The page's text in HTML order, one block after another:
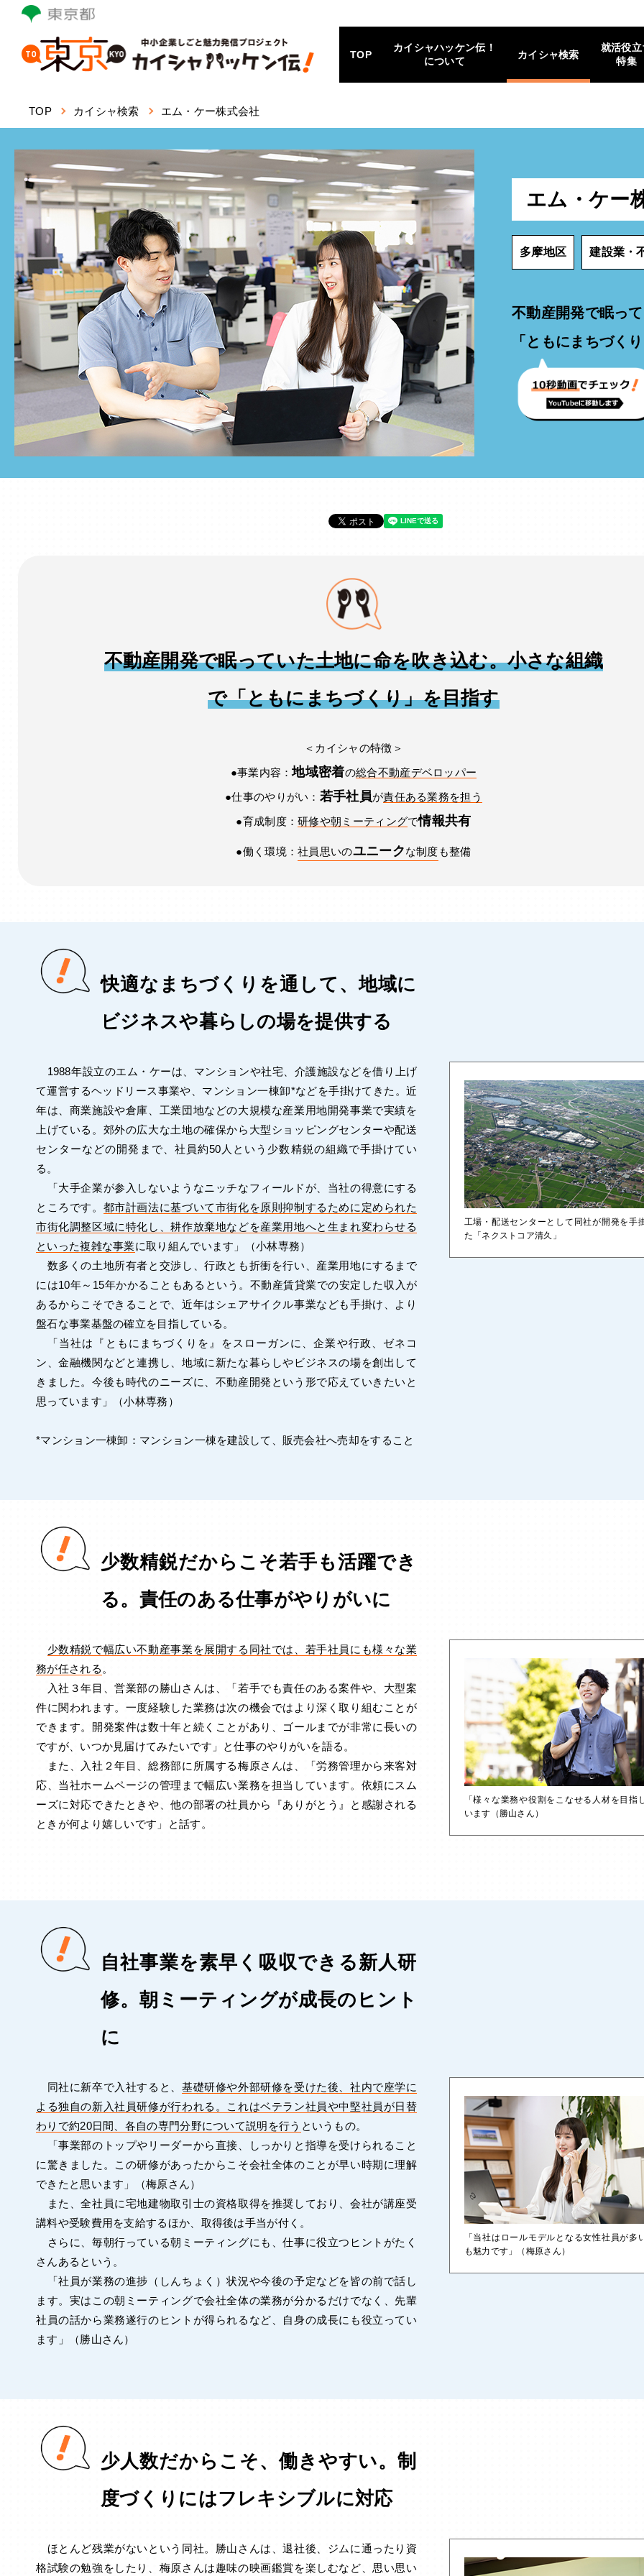
プ
TOP
カイシャハッケン伝！
について
カイシャ検索
就活役立
特集
TOP カイシャ検索 エム・ケー株式会社
エム・ケー
多摩地区 建設業・
不動産開発で眠っ
「ともにまちづく
不動産開発で眠っていた土地に命を吹き込む。小さな組織
で「ともにまちづくり」を目指す
＜カイシャの特徴＞
●事業内容：地域密着の総合不動産デベロッパー
●仕事のやりがい： 若手社員が責任ある業務を担う
●育成制度：研修や朝ミーティングで情報共有
●働く環境：社員思いのユニークな制度も整備
快適なまちづくりを通して、地域に
ビジネスや暮らしの場を提供する
1988年設立のエム・ケーは、マンションや社宅、介護施設などを借り上げ
て運営するヘッドリース事業や、マンション一棟卸*などを手掛けてきた。近
年は、商業施設や倉庫、工業団地などの大規模な産業用地開発事業で実績を
上げている。郊外の広大な土地の確保から大型ショッピングセンターや配送
センターなどの開発まで、社員約50人という少数精鋭の組織で手掛けてい
る。
「大手企業が参入しないようなニッチなフィールドが、当社の得意にする
ところです。 都市計画法に基づいて市街化を原則抑制するために定められた
市街化調整区域に特化し、耕作放棄地などを産業用地へと生まれ変わらせる
といった複雑な事業に取り組んでいます」（小林専務）
数多くの土地所有者と交渉し、行政とも折衝を行い、産業用地にするまで
には10年～15年かかることもあるという。不動産賃貸業での安定した収入が
あるからこそできることで、近年はシェアサイクル事業なども手掛け、より
盤石な事業基盤の確立を目指している。
「当社は『ともにまちづくりを』をスローガンに、企業や行政、ゼネコ
ン、金融機関などと連携し、地域に新たな暮らしやビジネスの場を創出して
きました。今後も時代のニーズに、不動産開発という形で応えていきたいと
思っています」（小林専務）
*マンション一棟卸：マンション一棟を建設して、販売会社へ売却をすること
工場・配送センターとして同社が開発を手
た「ネクストコア清久」
少数精鋭だからこそ若手も活躍でき
る。責任のある仕事がやりがいに
少数精鋭で幅広い不動産事業を展開する同社では、若手社員にも様々な業
務が任される 。
入社３年目、営業部の勝山さんは、「若手でも責任のある案件や、大型案
件に関われます。一度経験した業務は次の機会ではより深く取り組むことが
できます。開発案件は数十年と続くことがあり、ゴールまでが非常に長いの
ですが、いつか見届けてみたいです」と仕事のやりがいを語る。
また、入社２年目、総務部に所属する梅原さんは、「労務管理から来客対
応、当社ホームページの管理まで幅広い業務を担当しています。依頼にスム
ーズに対応できたときや、他の部署の社員から『ありがとう』と感謝される
ときが何より嬉しいです」と話す。
「様々な業務や役割をこなせる人材を目指
います（勝山さん）
自社事業を素早く吸収できる新人研
修。朝ミーティングが成長のヒント
に
同社に新卒で入社すると、 基礎研修や外部研修を受けた後、社内で座学に
よる独自の新入社員研修が行われる。これはベテラン社員や中堅社員が日替
わりで約20日間、各自の専門分野について説明を行う というもの。
「事業部のトップやリーダーから直接、しっかりと指導を受けられること
に驚きました。この研修があったからこそ会社全体のことが早い時期に理解
できたと思います」（梅原さん）
また、全社員に宅地建物取引士の資格取得を推奨しており、会社が講座受
講料や受験費用を支給するほか、取得後は手当が付く。
さらに、毎朝行っている朝ミーティングにも、仕事に役立つヒントがたく
さんあるという。
「社員が業務の進捗（しんちょく）状況や今後の予定などを皆の前で話し
ます。実はこの朝ミーティングで会社全体の業務が分かるだけでなく、先輩
社員の話から業務遂行のヒントが得られるなど、自身の成長にも役立ってい
ます」（勝山さん）
「当社はロールモデルとなる女性社員が多
も魅力です」（梅原さん）
少人数だからこそ、働きやすい。制
度づくりにはフレキシブルに対応
ほとんど残業がないという同社。勝山さんは、退社後、ジムに通ったり資
格試験の勉強をしたり、梅原さんは趣味の映画鑑賞を楽しむなど、思い思い